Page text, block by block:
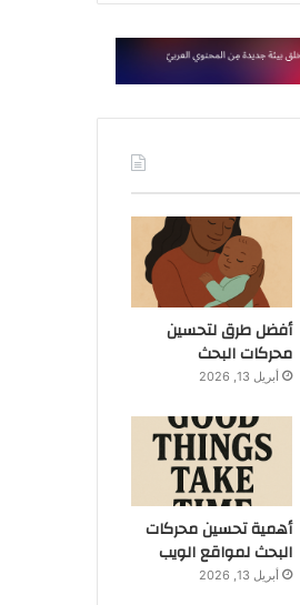
أفضل طرق لتحسين
محركات البحث
أبريل 13, 2026
أهمية تحسين محركات
البحث لمواقع الويب
أبريل 13, 2026